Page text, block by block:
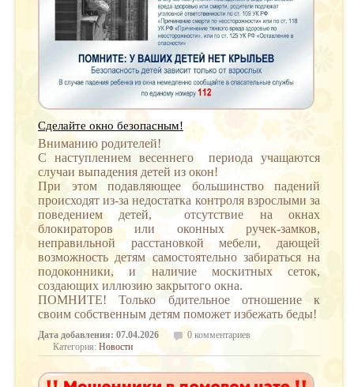
Сделайте окно безопасным!
Вниманию родителей!
С наступлением весеннего периода учащаются
случаи выпадения детей из окон!
При этом подавляющее большинство падений
происходят из-за недостатка контроля взрослыми за
поведением детей, отсутствие на окнах
блокираторов или оконных ручек-замков,
неправильной расстановкой мебели, дающей
возможность детям самостоятельно забираться на
подоконники, и наличие москитных сеток,
создающих иллюзию закрытого окна.
ПОМНИТЕ! Только бдительное отношение к
своим собственным детям поможет избежать беды!
Дата добавления: 07.04.2026
0 комментариев
Категория: Новости